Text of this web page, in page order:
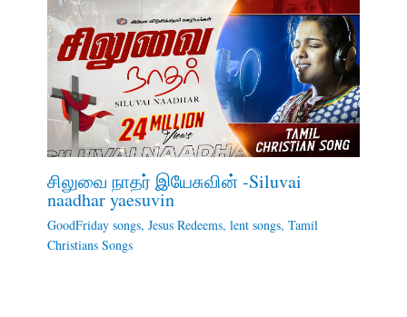
சிலுவை நாதர் இயேசுவின் -Siluvai
naadhar yaesuvin
GoodFriday songs, Jesus Redeems, lent songs, Tamil
Christians Songs